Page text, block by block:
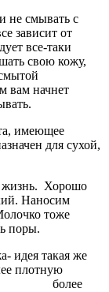
не смывать с
зависит от
все-таки
свою кожу,
вам начнет
имеющее
для сухой,
жизнь. Хорошо
Наносим
тоже
поры.
идея такая же
плотную
на более